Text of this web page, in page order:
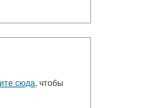
сюда, чтобы